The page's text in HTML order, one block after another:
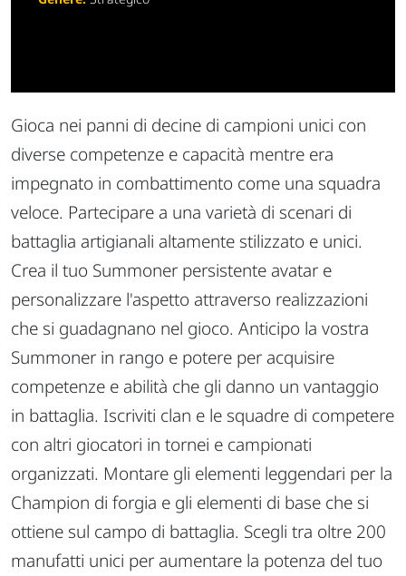
Gioca nei panni di decine di campioni unici con
diverse competenze e capacità mentre era
impegnato in combattimento come una squadra
veloce. Partecipare a una varietà di scenari di
battaglia artigianali altamente stilizzato e unici.
Crea il tuo Summoner persistente avatar e
personalizzare l'aspetto attraverso realizzazioni
che si guadagnano nel gioco. Anticipo la vostra
Summoner in rango e potere per acquisire
competenze e abilità che gli danno un vantaggio
in battaglia. Iscriviti clan e le squadre di competere
con altri giocatori in tornei e campionati
organizzati. Montare gli elementi leggendari per la
Champion di forgia e gli elementi di base che si
ottiene sul campo di battaglia. Scegli tra oltre 200
manufatti unici per aumentare la potenza del tuo